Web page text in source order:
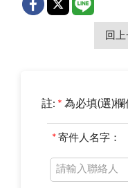
回上
註: * 為必填(選)欄
* 寄件人名字：